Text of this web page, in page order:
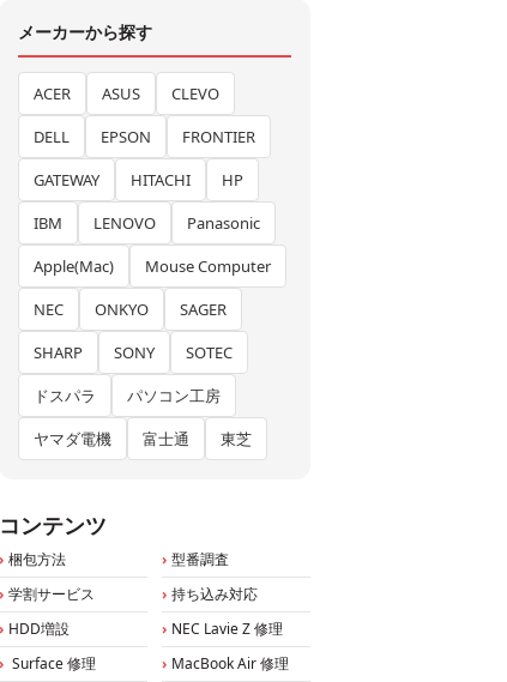
メーカーから探す
ACER ASUS
CLEVO
DELL
EPSON
FRONTIER
GATEWAY
HITACHI
HP
IBM
LENOVO
Panasonic
Apple(Mac)
Mouse Computer
NEC
ONKYO
SAGER
SHARP
SONY
SOTEC
ドスパラ
パソコン工房
ヤマダ電機
富士通 東芝
コンテンツ
梱包方法
型番調査
学割サービス
持ち込み対応
HDD増設
NEC Lavie Z 修理
Surface 修理
MacBook Air 修理